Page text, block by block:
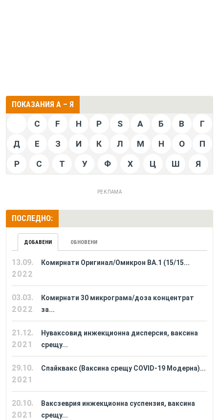
ПОКАЗАНИЯ А – Я
C F H P S А Б В Г
Д Е З И К Л М Н О П
Р С Т У Ф Х Ц Ш Я
РЕКЛАМА
ПОСЛЕДНО:
ДОБАВЕНИ ОБНОВЕНИ
13.09.
2022
Комирнати Оригинал/Омикрон BA.1 (15/15...
03.03.
2022
Комирнати 30 микрограма/доза концентрат
за...
21.12.
2021
Нуваксовид инжекционна дисперсия, ваксина
срещу...
29.10.
2021
Спайквакс (Ваксина срещу COVID-19 Модерна)...
20.10.
2021
Ваксзеврия инжекционна суспензия, ваксина
срещу...